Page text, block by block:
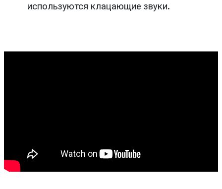
используются клацающие звуки.